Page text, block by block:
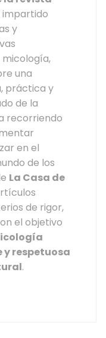
impartido
y
una
práctica y
de la
recorriendo
en el
de los
La Casa de
de rigor,
el objetivo
y respetuosa
.